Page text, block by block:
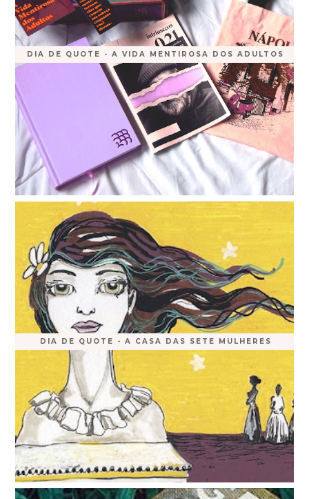
DIA DE QUOTE - A VIDA MENTIROSA DOS ADULTOS
DIA DE QUOTE - A CASA DAS SETE MULHERES